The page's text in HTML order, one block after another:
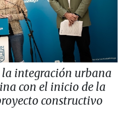
integración urbana
con el inicio de la
constructivo